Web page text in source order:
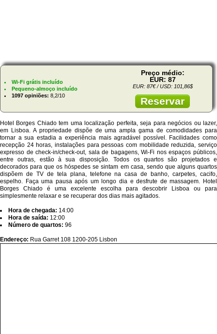
Wi-Fi grátis incluído
Pequeno-almoço incluído
1097 opiniões: 8,2/10
Preço médio:
EUR: 87
EUR: 87€ / USD: 101,86$
Reservar
Hotel Borges Chiado tem uma localização perfeita, seja para negócios ou lazer,
em Lisboa. A propriedade dispõe de uma ampla gama de comodidades para
tornar a sua estadia a experiência mais agradável possível. Facilidades como
recepção 24 horas, instalações para pessoas com mobilidade reduzida, serviço
expresso de check-in/check-out, sala de bagagens, Wi-Fi nos espaços públicos,
entre outras, estão à sua disposição. Todos os quartos são projetados e
decorados para que os hóspedes se sintam em casa, sendo que alguns quartos
dispõem de TV de tela plana, telefone na casa de banho, carpetes, cacifo,
espelho. Faça uma pausa após um longo dia e desfrute de massagem. Hotel
Borges Chiado é uma excelente escolha para descobrir Lisboa ou para
simplesmente relaxar e se recuperar dos dias mais agitados.
Hora de chegada: 14:00
Hora de saída: 12:00
Número de quartos: 96
Endereço: Rua Garret 108 1200-205 Lisbon